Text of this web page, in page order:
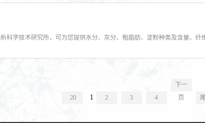
20 1 2 3 4
下一
页